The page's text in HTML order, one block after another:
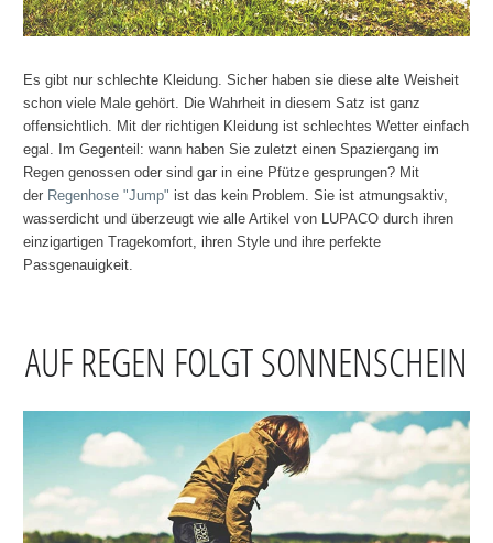
Es gibt nur schlechte Kleidung. Sicher haben sie diese alte Weisheit
schon viele Male gehört. Die Wahrheit in diesem Satz ist ganz
offensichtlich. Mit der richtigen Kleidung ist schlechtes Wetter einfach
egal. Im Gegenteil: wann haben Sie zuletzt einen Spaziergang im
Regen genossen oder sind gar in eine Pfütze gesprungen? Mit
der Regenhose "Jump"ist das kein Problem. Sie ist atmungsaktiv,
wasserdicht und überzeugt wie alle Artikel von LUPACO durch ihren
einzigartigen Tragekomfort, ihren Style und ihre perfekte
Passgenauigkeit.
AUF REGEN FOLGT SONNENSCHEIN